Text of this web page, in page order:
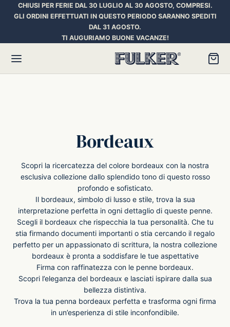
CHIUSI PER FERIE DAL 30 LUGLIO AL 30 AGOSTO, COMPRESI.
GLI ORDINI EFFETTUATI IN QUESTO PERIODO SARANNO SPEDITI
DAL 31 AGOSTO.
TI AUGURIAMO BUONE VACANZE!
Bordeaux
Scopri la ricercatezza del colore bordeaux con la nostra
esclusiva collezione dallo splendido tono di questo rosso
profondo e sofisticato.
Il bordeaux, simbolo di lusso e stile, trova la sua
interpretazione perfetta in ogni dettaglio di queste penne.
Scegli il bordeaux che rispecchia la tua personalità. Che tu
stia firmando documenti importanti o stia cercando il regalo
perfetto per un appassionato di scrittura, la nostra collezione
bordeaux è pronta a soddisfare le tue aspettative
Firma con raffinatezza con le penne bordeaux.
Scopri l’eleganza del bordeaux e lasciati ispirare dalla sua
bellezza distintiva.
Trova la tua penna bordeaux perfetta e trasforma ogni firma
in un’esperienza di stile inconfondibile.
Style
Matic
d’Ache
Penne Stilografiche
Penna a Sfera
Penne Roller